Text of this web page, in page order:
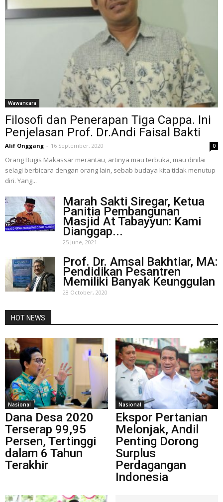
Wawancara
Filosofi dan Penerapan Tiga Cappa. Ini
Penjelasan Prof. Dr.Andi Faisal Bakti
Alif Onggang - 16 September, 2020 0
Orang Bugis Makassar merantau, artinya mau terbuka, mau dinilai
selagi berbicara dengan orang lain, sebab budaya kita tidak menutup
diri. Yang...
Marah Sakti Siregar, Ketua
Panitia Pembangunan
Masjid At Tabayyun: Kami
Dianggap...
25 June, 2021
Prof. Dr. Amsal Bakhtiar, MA:
Pendidikan Pesantren
Memiliki Banyak Keunggulan
28 October, 2020
HOT NEWS
Nasional
Dana Desa 2020
Terserap 99,95
Persen, Tertinggi
dalam 6 Tahun
Terakhir
Nasional
Ekspor Pertanian
Melonjak, Andil
Penting Dorong
Surplus
Perdagangan
Indonesia